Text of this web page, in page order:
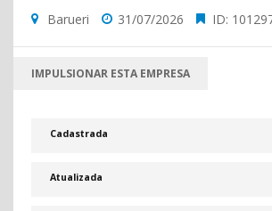
Barueri 31/07/2026 ID:
IMPULSIONAR ESTA EMPRESA
Cadastrada
Atualizada